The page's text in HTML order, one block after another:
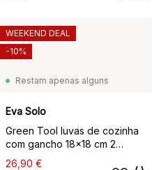
Restam apenas alguns
Eva Solo
Green Tool luvas de cozinha
com gancho 18x18 cm 2
unidades, Verde
26,90 €
WEEKEND DEAL
-10%